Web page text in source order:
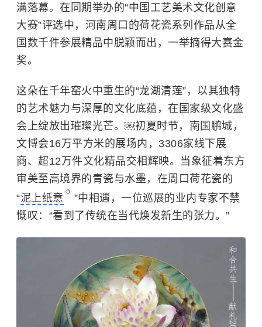
满落幕。在同期举办的“中国工艺美术文化创意
大赛”评选中，河南周口的荷花瓷系列作品从全
国数千件参展精品中脱颖而出，一举摘得大赛金
奖。
这朵在千年窑火中重生的“龙湖清莲”，以其独特
的艺术魅力与深厚的文化底蕴，在国家级文化盛
会上绽放出璀璨光芒。￼初夏时节，南国鹏城，
文博会16万平方米的展场内，3306家线下展
商、超12万件文化精品交相辉映。当象征着东方
审美至高境界的青瓷与水墨，在周口荷花瓷的
“泥上纸意
”中相遇，一位巡展的业内专家不禁
慨叹：“看到了传统在当代焕发新生的张力。”